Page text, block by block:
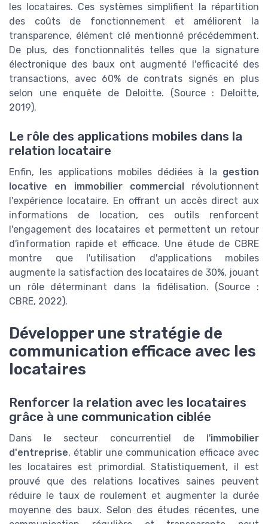
les locataires. Ces systèmes simplifient la répartition
des coûts de fonctionnement et améliorent la
transparence, élément clé mentionné précédemment.
De plus, des fonctionnalités telles que la signature
électronique des baux ont augmenté l'efficacité des
transactions, avec 60% de contrats signés en plus
selon une enquête de Deloitte. (Source : Deloitte,
2019).
Le rôle des applications mobiles dans la
relation locataire
Enfin, les applications mobiles dédiées à la gestion
locative en immobilier commercialrévolutionnent
l'expérience locataire. En offrant un accès direct aux
informations de location, ces outils renforcent
l'engagement des locataires et permettent un retour
d'information rapide et efficace. Une étude de CBRE
montre que l'utilisation d'applications mobiles
augmente la satisfaction des locataires de 30%, jouant
un rôle déterminant dans la fidélisation. (Source :
CBRE, 2022).
Développer une stratégie de
communication efficace avec les
locataires
Renforcer la relation avec les locataires
grâce à une communication ciblée
Dans le secteur concurrentiel de l'immobilier
d'entreprise, établir une communication efficace avec
les locataires est primordial. Statistiquement, il est
prouvé que des relations locatives saines peuvent
réduire le taux de roulement et augmenter la durée
moyenne des baux. Selon des études récentes, une